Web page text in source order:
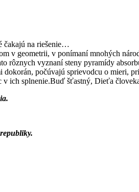
čakajú na riešenie…
v geometrii, v ponímaní mnohých
rôznych vyznaní steny pyramídy
počúvajú sprievodcu o mieri,
ich splnenie.Buď šťastný, Dieťa